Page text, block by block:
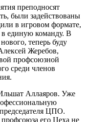
преподносят
были задействованы
в игровом формате,
в единую команду. В
теперь буду
Жеребов,
профсоюзной
среди членов
Аллаяров. Уже
ЦПО.
его Цеха не